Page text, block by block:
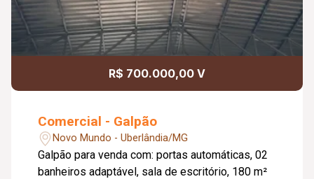
R$ 700.000,00 V
Comercial - Galpão
Novo Mundo - Uberlândia/MG
Galpão para venda com: portas automáticas, 02
banheiros adaptável, sala de escritório, 180 m²